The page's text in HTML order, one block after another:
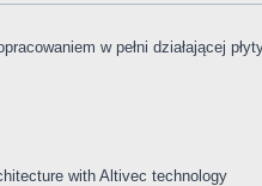
w pełni działającej
with Altivec technology